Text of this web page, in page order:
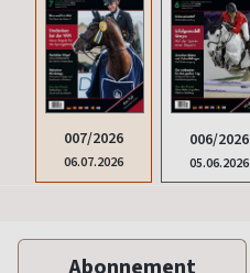
007/2026
06.07.2026
006/2026
05.06.2026
Abonnement